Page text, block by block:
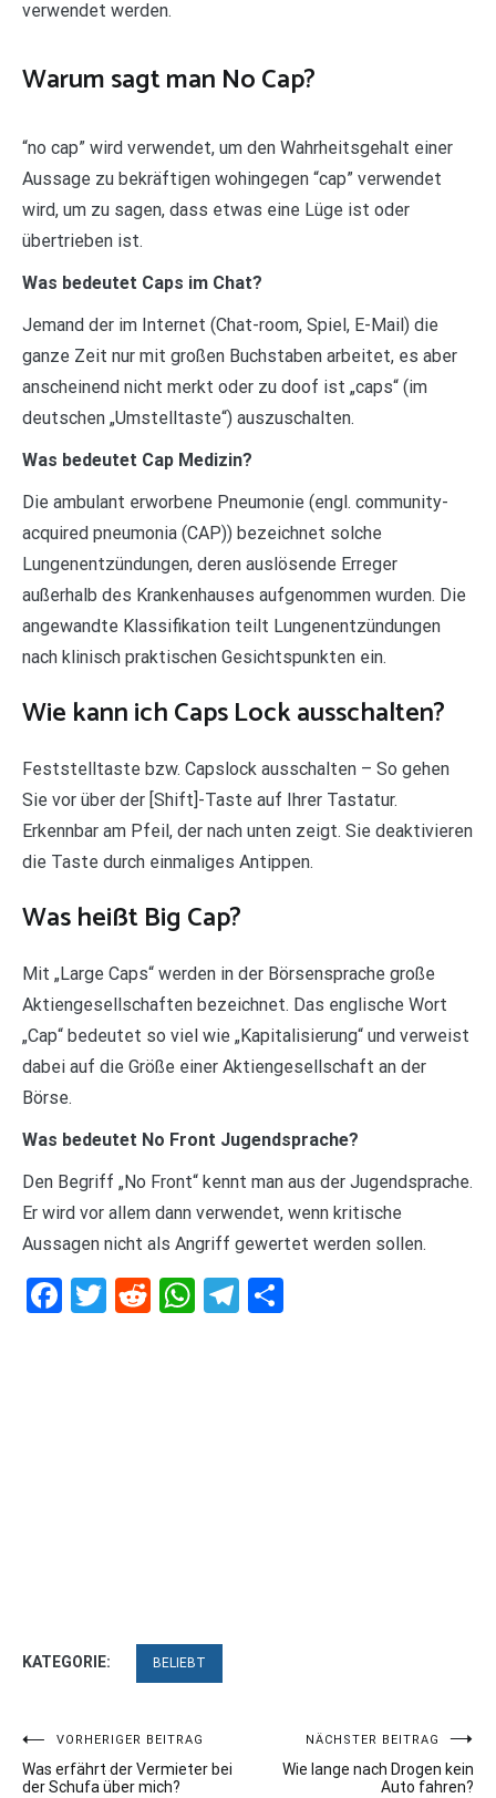
verwendet werden.
Warum sagt man No Cap?
“no cap” wird verwendet, um den Wahrheitsgehalt einer
Aussage zu bekräftigen wohingegen “cap” verwendet
wird, um zu sagen, dass etwas eine Lüge ist oder
übertrieben ist.
Was bedeutet Caps im Chat?
Jemand der im Internet (Chat-room, Spiel, E-Mail) die
ganze Zeit nur mit großen Buchstaben arbeitet, es aber
anscheinend nicht merkt oder zu doof ist „caps“ (im
deutschen „Umstelltaste“) auszuschalten.
Was bedeutet Cap Medizin?
Die ambulant erworbene Pneumonie (engl. community-
acquired pneumonia (CAP)) bezeichnet solche
Lungenentzündungen, deren auslösende Erreger
außerhalb des Krankenhauses aufgenommen wurden. Die
angewandte Klassifikation teilt Lungenentzündungen
nach klinisch praktischen Gesichtspunkten ein.
Wie kann ich Caps Lock ausschalten?
Feststelltaste bzw. Capslock ausschalten – So gehen
Sie vor über der [Shift]-Taste auf Ihrer Tastatur.
Erkennbar am Pfeil, der nach unten zeigt. Sie deaktivieren
die Taste durch einmaliges Antippen.
Was heißt Big Cap?
Mit „Large Caps“ werden in der Börsensprache große
Aktiengesellschaften bezeichnet. Das englische Wort
„Cap“ bedeutet so viel wie „Kapitalisierung“ und verweist
dabei auf die Größe einer Aktiengesellschaft an der
Börse.
Was bedeutet No Front Jugendsprache?
Den Begriff „No Front“ kennt man aus der Jugendsprache.
Er wird vor allem dann verwendet, wenn kritische
Aussagen nicht als Angriff gewertet werden sollen.
Facebook
Twitter
RedditWhatsApp
Telegram
KATEGORIE: BELIEBT
Beitragsnavigation
VORHERIGER BEITRAG
Was erfährt der Vermieter bei
der Schufa über mich?
NÄCHSTER BEITRAG
Wie lange nach Drogen kein
Auto fahren?